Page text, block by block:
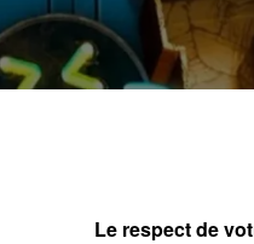
Le respect de